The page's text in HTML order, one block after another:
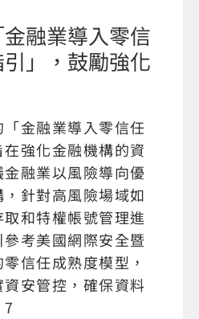
融業導入零信
」，鼓勵強化
金融業導入零信任
強化金融機構的資
融業以風險導向優
針對高風險場域如
和特權帳號管理進
考美國網際安全暨
信任成熟度模型，
安管控，確保資料
7